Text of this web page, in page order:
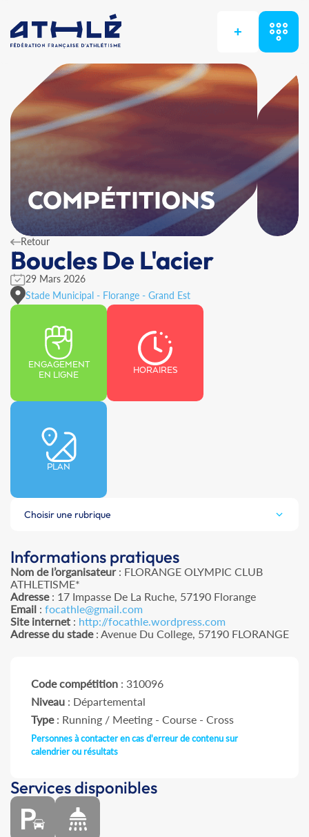
+
COMPÉTITIONS
Retour
Boucles De L'acier
29 Mars 2026
Stade Municipal - Florange - Grand Est
ENGAGEMENT
EN LIGNE
HORAIRES
PLAN
Choisir une rubrique
Informations pratiques
Nom de l’organisateur: FLORANGE OLYMPIC CLUB
ATHLETISME*
Adresse: 17 Impasse De La Ruche, 57190 Florange
Email : focathle@gmail.com
Site internet : http://focathle.wordpress.com
Adresse du stade: Avenue Du College, 57190 FLORANGE
Code compétition : 310096
Niveau : Départemental
Type: Running / Meeting - Course - Cross
Personnes à contacter en cas d'erreur de contenu sur
calendrier ou résultats
Services disponibles